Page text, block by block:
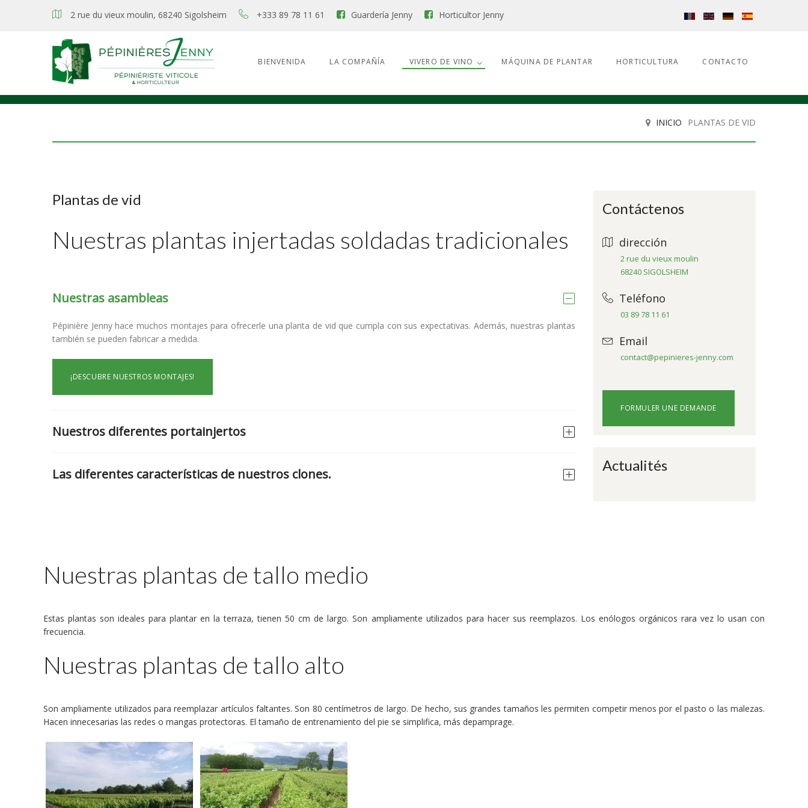
2 rue du vieux moulin, 68240 Sigolsheim +333 89 78 11 61 Guardería Jenny Horticultor Jenny
BIENVENIDA LA COMPAÑÍA VIVERO DE VINO MÁQUINA DE PLANTAR HORTICULTURA CONTACTO
INICIO PLANTAS DE VID
Plantas de vid
Nuestras plantas injertadas soldadas tradicionales
Nuestras asambleas
Pépinière Jenny hace muchos montajes para ofrecerle una planta de vid que cumpla con sus expectativas. Además, nuestras plantas
también se pueden fabricar a medida.
¡DESCUBRE NUESTROS MONTAJES!
Nuestros diferentes portainjertos
Las diferentes características de nuestros clones.
Contáctenos
dirección
2 rue du vieux moulin
68240 SIGOLSHEIM
Teléfono
03 89 78 11 61
Email
contact@pepinieres-jenny.com
FORMULER UNE DEMANDE
Actualités
Nuestras plantas de tallo medio
Estas plantas son ideales para plantar en la terraza, tienen 50 cm de largo. Son ampliamente utilizados para hacer sus reemplazos. Los enólogos orgánicos rara vez lo usan con
frecuencia.
Nuestras plantas de tallo alto
Son ampliamente utilizados para reemplazar artículos faltantes. Son 80 centímetros de largo. De hecho, sus grandes tamaños les permiten competir menos por el pasto o las malezas.
Hacen innecesarias las redes o mangas protectoras. El tamaño de entrenamiento del pie se simplifica, más depamprage.